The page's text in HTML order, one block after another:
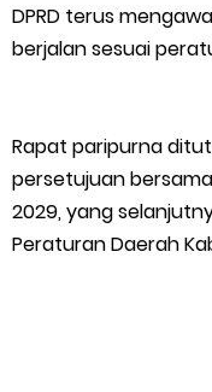
DPRD terus
berjalan sesuai
Rapat paripurna
persetujuan
2029, yang
Peraturan Daerah